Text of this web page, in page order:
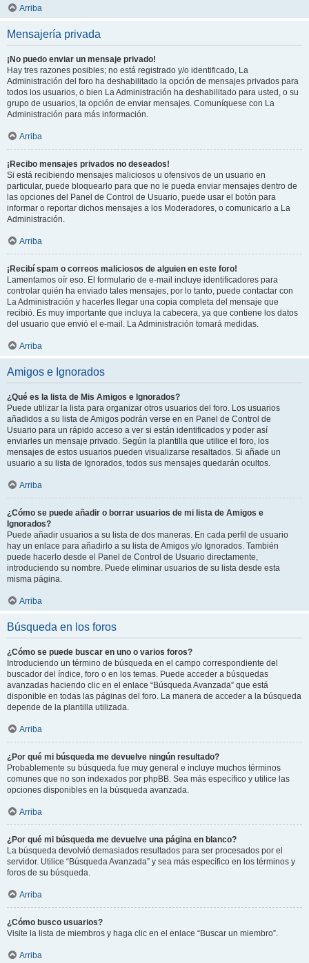
Arriba
Mensajería privada
¡No puedo enviar un mensaje privado!
Hay tres razones posibles; no está registrado y/o identificado, La
Administración del foro ha deshabilitado la opción de mensajes privados para
todos los usuarios, o bien La Administración ha deshabilitado para usted, o su
grupo de usuarios, la opción de enviar mensajes. Comuníquese con La
Administración para más información.
Arriba
¡Recibo mensajes privados no deseados!
Si está recibiendo mensajes maliciosos u ofensivos de un usuario en
particular, puede bloquearlo para que no le pueda enviar mensajes dentro de
las opciones del Panel de Control de Usuario, puede usar el botón para
informar o reportar dichos mensajes a los Moderadores, o comunicarlo a La
Administración.
Arriba
¡Recibí spam o correos maliciosos de alguien en este foro!
Lamentamos oír eso. El formulario de e-mail incluye identificadores para
controlar quién ha enviado tales mensajes, por lo tanto, puede contactar con
La Administración y hacerles llegar una copia completa del mensaje que
recibió. Es muy importante que incluya la cabecera, ya que contiene los datos
del usuario que envió el e-mail. La Administración tomará medidas.
Arriba
Amigos e Ignorados
¿Qué es la lista de Mis Amigos e Ignorados?
Puede utilizar la lista para organizar otros usuarios del foro. Los usuarios
añadidos a su lista de Amigos podrán verse en en Panel de Control de
Usuario para un rápido acceso a ver si están identificados y poder así
enviarles un mensaje privado. Según la plantilla que utilice el foro, los
mensajes de estos usuarios pueden visualizarse resaltados. Si añade un
usuario a su lista de Ignorados, todos sus mensajes quedarán ocultos.
Arriba
¿Cómo se puede añadir o borrar usuarios de mi lista de Amigos e
Ignorados?
Puede añadir usuarios a su lista de dos maneras. En cada perfil de usuario
hay un enlace para añadirlo a su lista de Amigos y/o Ignorados. También
puede hacerlo desde el Panel de Control de Usuario directamente,
introduciendo su nombre. Puede eliminar usuarios de su lista desde esta
misma página.
Arriba
Búsqueda en los foros
¿Cómo se puede buscar en uno o varios foros?
Introduciendo un término de búsqueda en el campo correspondiente del
buscador del índice, foro o en los temas. Puede acceder a búsquedas
avanzadas haciendo clic en el enlace “Búsqueda Avanzada” que está
disponible en todas las páginas del foro. La manera de acceder a la búsqueda
depende de la plantilla utilizada.
Arriba
¿Por qué mi búsqueda me devuelve ningún resultado?
Probablemente su búsqueda fue muy general e incluye muchos términos
comunes que no son indexados por phpBB. Sea más específico y utilice las
opciones disponibles en la búsqueda avanzada.
Arriba
¿Por qué mi búsqueda me devuelve una página en blanco?
La búsqueda devolvió demasiados resultados para ser procesados por el
servidor. Utilice “Búsqueda Avanzada” y sea más específico en los términos y
foros de su búsqueda.
Arriba
¿Cómo busco usuarios?
Visite la lista de miembros y haga clic en el enlace “Buscar un miembro”.
Arriba